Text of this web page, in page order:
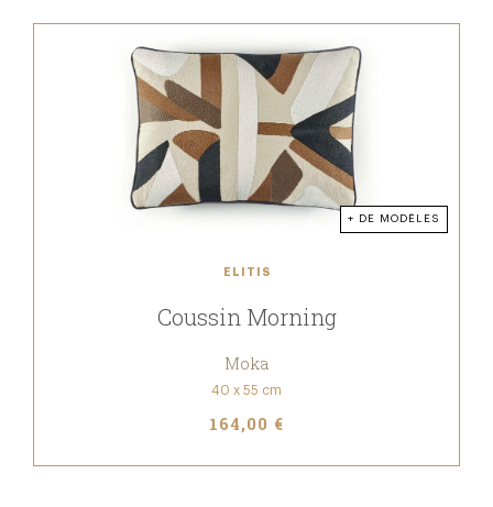
+ DE MODÈLES
ELITIS
Coussin Morning
Moka
40 x 55 cm
164,00 €